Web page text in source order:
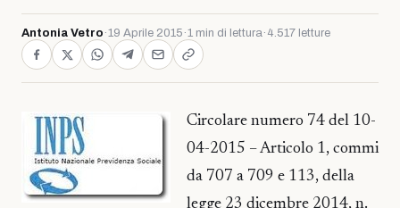
Antonia Vetro ·19 Aprile 2015 ·1 min di lettura· 4.517 letture
Circolare numero 74 del 10-
04-2015 – Articolo 1, commi
da 707 a 709 e 113, della
legge 23 dicembre 2014, n.